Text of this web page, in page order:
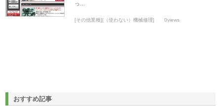
っ…
[その他業種][（使わない）機械修理] 0views
おすすめ記事